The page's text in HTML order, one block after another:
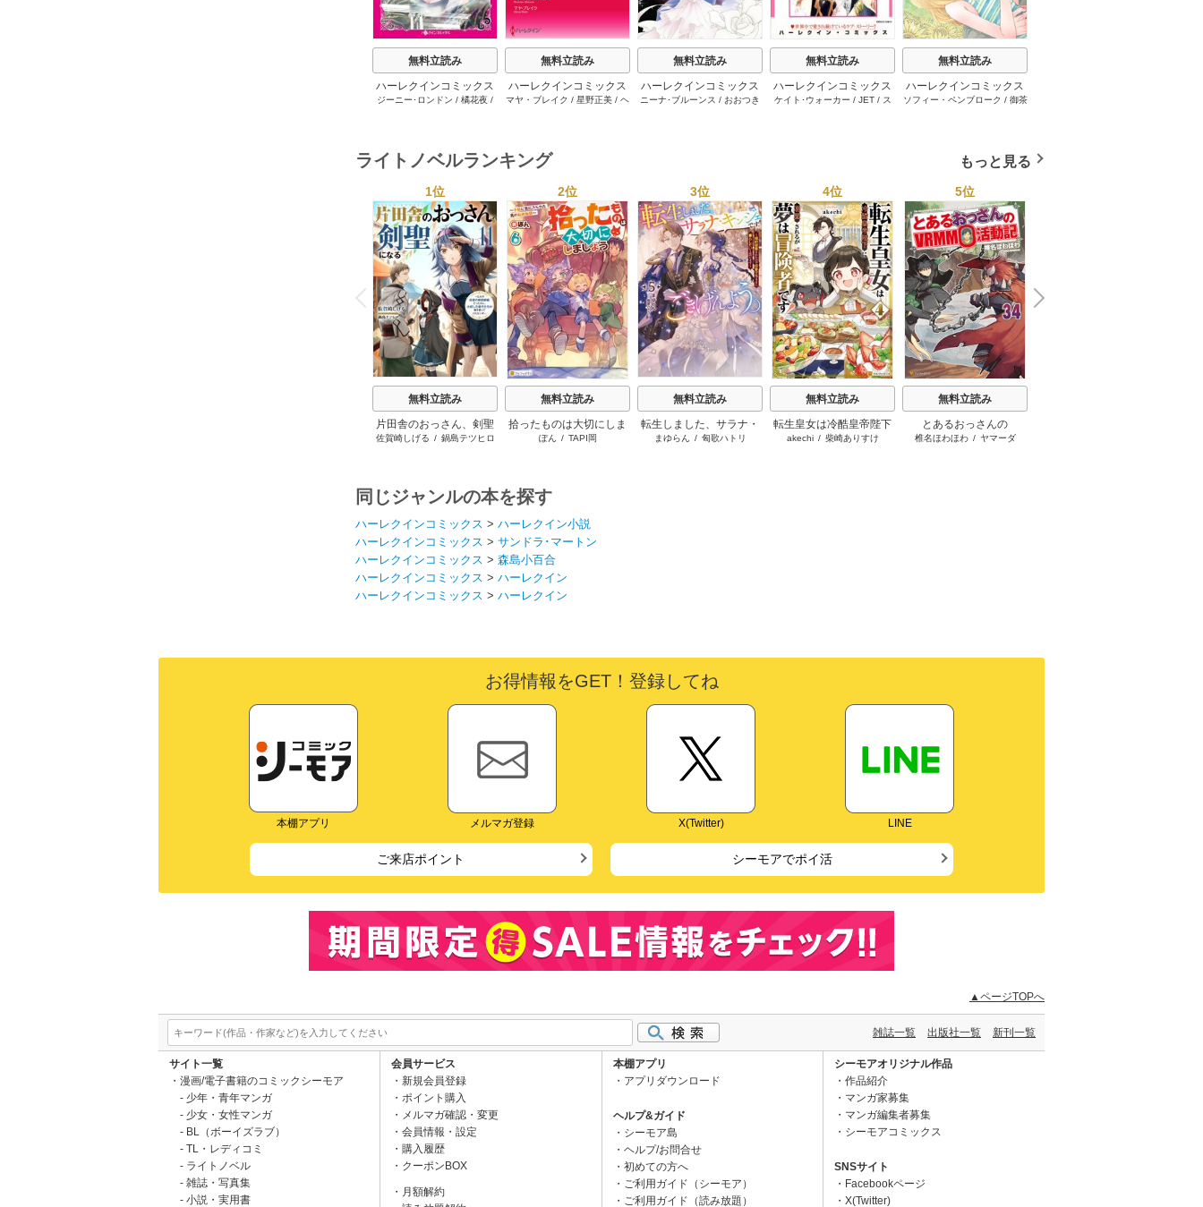
無料立読み
ハーレクインコミックス
セット 2026年 vol.1064
ジーニー･ロンドン / 橘花夜 /
無料立読み
ハーレクインコミックス
セット 2026年 vol.1002
マヤ・ブレイク / 星野正美 / ヘ
無料立読み
ハーレクインコミックス
セット 2026年 vol.1063
ニーナ･ブルーンス / おおつき
無料立読み
ハーレクインコミックス
セット 2026年 vol.1001
ケイト･ウォーカー / JET/ ス
無料立読み
ハーレクインコミックス
セット 2026年 vol.1062
ソフィー・ペンブローク / 御茶
一ノ関りん子
ライトノベルランキング もっと見る
P
r
e
v
i
o
u
s
1位
無料立読み
片田舎のおっさん、剣聖
になる ～ただの田舎の
ってくれない件～
佐賀崎しげる / 鍋島テツヒロ
2位
無料立読み
拾ったものは大切にしま
しょう ～子狼に気に入ら
ぽん / TAPI岡
3位
無料立読み
転生しました、サラナ・
キンジェです。ごきげん
まゆらん / 匈歌ハトリ
4位
無料立読み
転生皇女は冷酷皇帝陛下
に溺愛されるが夢は冒険
akechi/ 柴崎ありすけ
5位
無料立読み
とあるおっさんの
VRMMO活動記
椎名ほわほわ/ ヤマーダ
N
e
x
t
同じジャンルの本を探す
ハーレクインコミックス > ハーレクイン小説
ハーレクインコミックス > サンドラ･マートン
ハーレクインコミックス > 森島小百合
ハーレクインコミックス > ハーレクイン
ハーレクインコミックス > ハーレクイン
お得情報をGET！登録してね
本棚アプリ メルマガ登録 X(Twitter) LINE
ご来店ポイント シーモアでポイ活
▲ページTOPへ
雑誌一覧 出版社一覧 新刊一覧
サイト一覧
漫画/電子書籍のコミックシーモア
少年・青年マンガ
少女・女性マンガ
BL（ボーイズラブ）
TL・レディコミ
ライトノベル
雑誌・写真集
小説・実用書
会員サービス
新規会員登録
ポイント購入
メルマガ確認・変更
会員情報・設定
購入履歴
クーポンBOX
月額解約
本棚アプリ
アプリダウンロード
ヘルプ&ガイド
シーモア島
ヘルプ/お問合せ
初めての方へ
ご利用ガイド（シーモア）
ご利用ガイド（読み放題）
シーモアオリジナル作品
作品紹介
マンガ家募集
マンガ編集者募集
シーモアコミックス
SNSサイト
Facebookページ
X(Twitter)